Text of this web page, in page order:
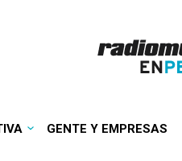
GENTE Y EMPRESAS